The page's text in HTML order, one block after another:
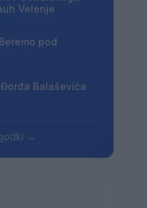
Velenje
pod
Balaševića
→